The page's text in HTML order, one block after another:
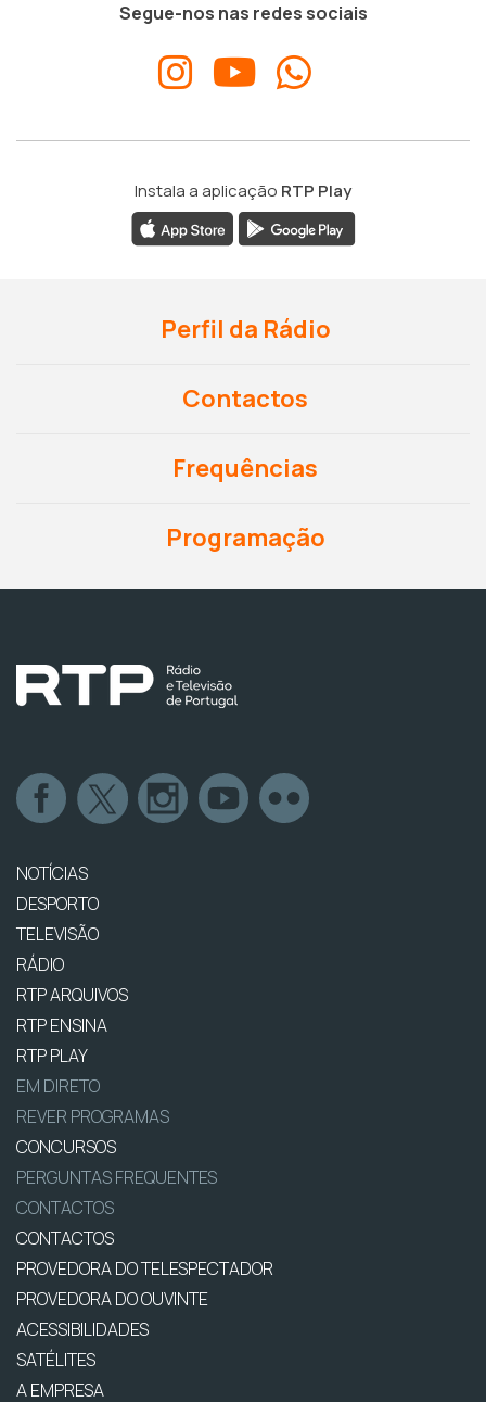
Segue-nos nas redes sociais
Instala a aplicação RTP Play
Perfil da Rádio
Contactos
Frequências
Programação
NOTÍCIAS
DESPORTO
TELEVISÃO
RÁDIO
RTP ARQUIVOS
RTP ENSINA
RTP PLAY
EM DIRETO
REVER PROGRAMAS
CONCURSOS
PERGUNTAS FREQUENTES
CONTACTOS
CONTACTOS
PROVEDORA DO TELESPECTADOR
PROVEDORA DO OUVINTE
ACESSIBILIDADES
SATÉLITES
A EMPRESA